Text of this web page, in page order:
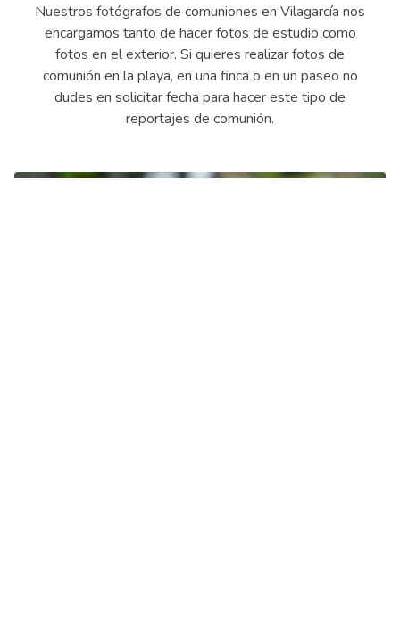
Nuestros fotógrafos de comuniones en Vilagarcía nos
encargamos tanto de hacer fotos de estudio como
fotos en el exterior. Si quieres realizar fotos de
comunión en la playa, en una finca o en un paseo no
dudes en solicitar fecha para hacer este tipo de
reportajes de comunión.